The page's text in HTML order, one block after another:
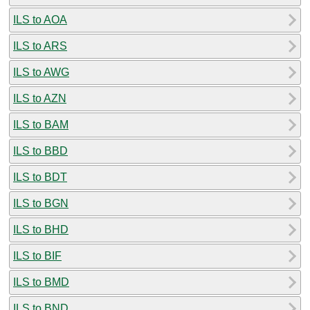
ILS to AOA
ILS to ARS
ILS to AWG
ILS to AZN
ILS to BAM
ILS to BBD
ILS to BDT
ILS to BGN
ILS to BHD
ILS to BIF
ILS to BMD